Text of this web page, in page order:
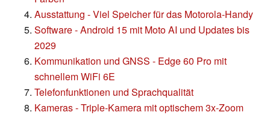
Ausstattung - Viel Speicher für das Motorola-Handy
Software - Android 15 mit Moto AI und Updates bis
2029
Kommunikation und GNSS - Edge 60 Pro mit
schnellem WiFi 6E
Telefonfunktionen und Sprachqualität
Kameras - Triple-Kamera mit optischem 3x-Zoom